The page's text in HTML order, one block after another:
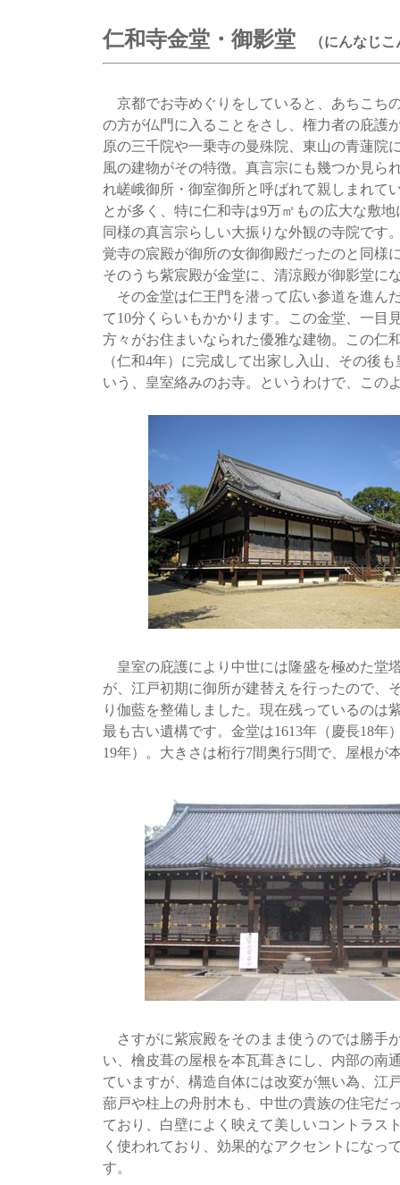
仁和寺金堂・御影堂 （にんなじ
京都でお寺めぐりをしていると、あちこち
の方が仏門に入ることをさし、権力者の庇護
原の三千院や一乗寺の曼殊院、東山の青蓮院
風の建物がその特徴。真言宗にも幾つか見ら
れ嵯峨御所・御室御所と呼ばれて親しまれて
とが多く、特に仁和寺は9万㎡もの広大な敷
同様の真言宗らしい大振りな外観の寺院です
覚寺の宸殿が御所の女御御殿だったのと同様
そのうち紫宸殿が金堂に、清涼殿が御影堂に
その金堂は仁王門を潜って広い参道を進ん
て10分くらいもかかります。この金堂、一目
方々がお住まいなられた優雅な建物。この仁
（仁和4年）に完成して出家し入山、その後
いう、皇室絡みのお寺。というわけで、この
皇室の庇護により中世には隆盛を極めた堂
が、江戸初期に御所が建替えを行ったので、
り伽藍を整備しました。現在残っているのは
最も古い遺構です。金堂は1613年（慶長18年
19年）。大きさは桁行7間奥行5間で、屋根が
さすがに紫宸殿をそのまま使うのでは勝手
い、檜皮葺の屋根を本瓦葺きにし、内部の南
ていますが、構造自体には改変が無い為、江
蔀戸や柱上の舟肘木も、中世の貴族の住宅だ
ており、白壁によく映えて美しいコントラス
く使われており、効果的なアクセントになっ
す。